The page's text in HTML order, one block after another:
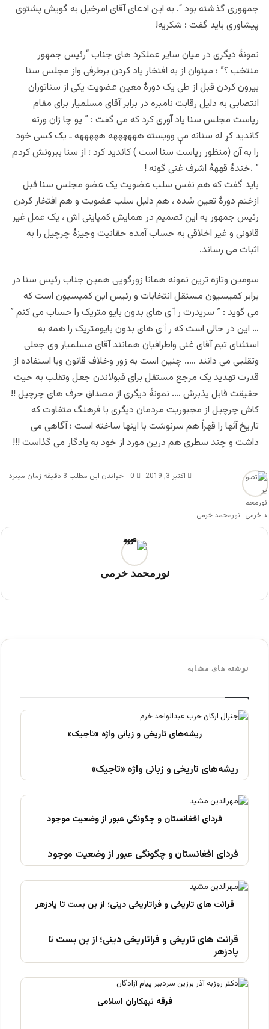
جمهوری گذشته بود “. به این ادعای آقای امرخیل به گویش پشتوی
پیشاوری باید گفت : شکریه!
نمونهٔ دیگری در میان سایر عملکرد های جناب “رئیس جمهور
منتخب ؟” ؛ میتوان از به افتخار یاد کردن برطرفی واز مجلس سنا
بیرون کردن قبل از طی یک دورهٔ معین عضویت یکی از سناتوران
انتصابی به دلیل رقابت نامبره در برابر آقای مسلمیار برای مقام
ریاست مجلس سنا یاد آوری کرد که می گفت : ” یو چا زان ورته
کاندید کړ له سنانه مې وویسته ههههههه هههههه ـ یک کسی خود
را به آن (منظور ریاست سنا است ) کاندید کرد ؛ از سنا ببرونش کردم
” .خندهٔ قهههٔ اشرف غنی گونه !
باید گفت که هم نفس سلب عضویت یک عضو مجلس سنا قبل
ازختم دورهٔ تعین شده ، هم دلیل سلب عضویت و هم افتخار کردن
رئیس جمهور به این تصمیم در همایش کمپاینی اش ، یک عمل غیر
قانونی و غیر اخلاقی به حساب آمده حقانیت وجیزهٔ چرچیل را به
اثبات می رساند.
سومین وتازه ترین نمونه همانا زورگویی همین جناب رئیس سنا در
برابر کمیسیون ‌مستقل انتخابات و رئیس این کمیسیون است که
می گوید : ” سرپدرت رٲی های بدون بایو متریک را حساب می کنم ”
… این در حالی است که رٲی های بدون بایومتریک را همه به
استثنای تیم آقای غنی واطرافیان همانند آقای مسلمیار وی جعلی
وتقلبی می دانند ….. چنین است به زور وخلاف قانون وبا استفاده از
قدرت تهدید یک مرجع مستقل برای قبولاندن جعل وتقلب به حیث
حقیقت قابل پذبرش …. نمونهٔ دیگری از مصداق حرف های چرچیل !!
کاش چرچیل از مجبوریت مردمان دیگری با فرهنگ متفاوت که
تاریخ آنها را قهراً هم سرنوشت با اینها ساخته است ؛ آگاهی می
داشت و چند‌ سطری هم درین مورد از خود به یادگار می گذاست !!!
نورمحمد خرمی
اکتبر 3, 2019 0 خواندن این مطلب 3 دقیقه زمان میبرد
نورمحمد خرمی
نوشته های مشابه
ریشه‌های تاریخی و زبانی واژه «تاجیک»
فردای افغانستان و چگونگی عبور از وضعیت موجود
قرائت های تاریخی و فراتاریخی دینی؛ از بن بست تا
پادزهر